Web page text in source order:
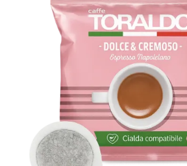
OPCIÓK VÁLASZTÁSA
THIS
HAS
THE